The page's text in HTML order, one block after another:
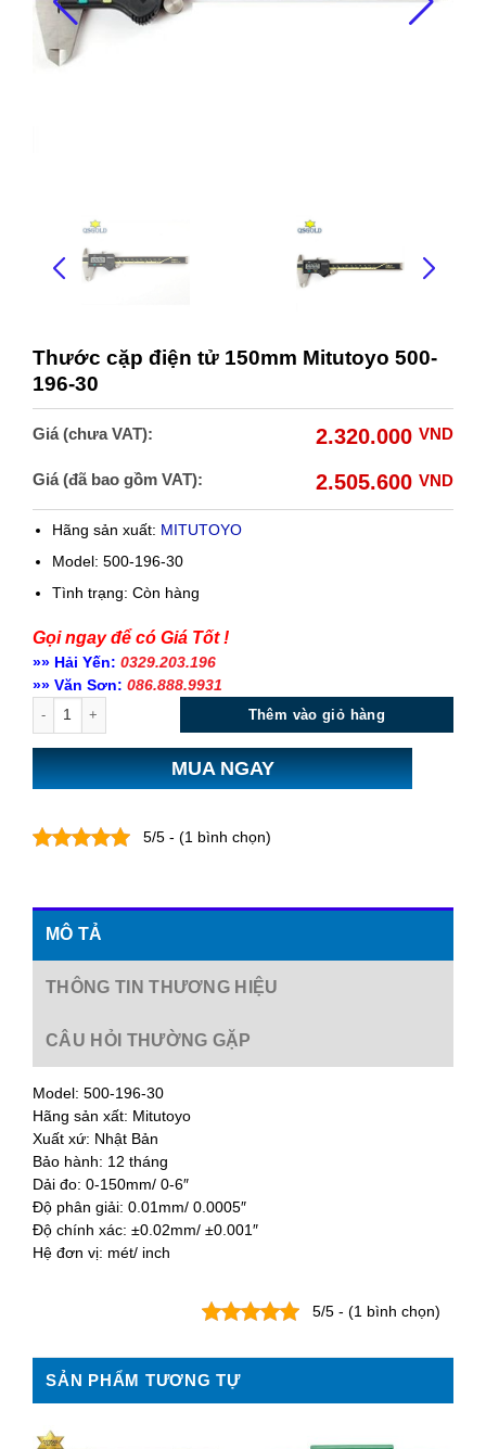
Thước cặp điện tử 150mm Mitutoyo 500-
196-30
Giá (chưa VAT): 2.320.000 VND
Giá (đã bao gồm VAT): 2.505.600 VND
Hãng sản xuất: MITUTOYO
Model: 500-196-30
Tình trạng: Còn hàng
Gọi ngay để có Giá Tốt !
»» Hải Yến: 0329.203.196
»» Văn Sơn: 086.888.9931
Thêm vào giỏ hàng
MUA NGAY
5/5 - (1 bình chọn)
MÔ TẢ
THÔNG TIN THƯƠNG HIỆU
CÂU HỎI THƯỜNG GẶP
Model: 500-196-30
Hãng sản xất: Mitutoyo
Xuất xứ: Nhật Bản
Bảo hành: 12 tháng
Dải đo: 0-150mm/ 0-6″
Độ phân giải: 0.01mm/ 0.0005″
Độ chính xác: ±0.02mm/ ±0.001″
Hệ đơn vị: mét/ inch
5/5 - (1 bình chọn)
SẢN PHẨM TƯƠNG TỰ